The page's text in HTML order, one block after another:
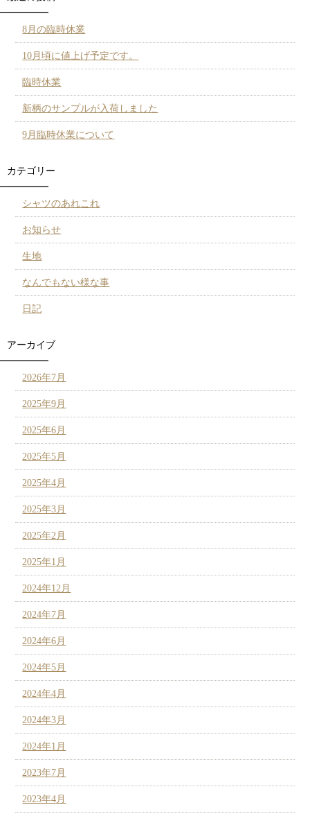
8月の臨時休業
10月頃に値上げ予定です。
臨時休業
新柄のサンプルが入荷しました
9月臨時休業について
カテゴリー
シャツのあれこれ
お知らせ
生地
なんでもない様な事
日記
アーカイブ
2026年7月
2025年9月
2025年6月
2025年5月
2025年4月
2025年3月
2025年2月
2025年1月
2024年12月
2024年7月
2024年6月
2024年5月
2024年4月
2024年3月
2024年1月
2023年7月
2023年4月